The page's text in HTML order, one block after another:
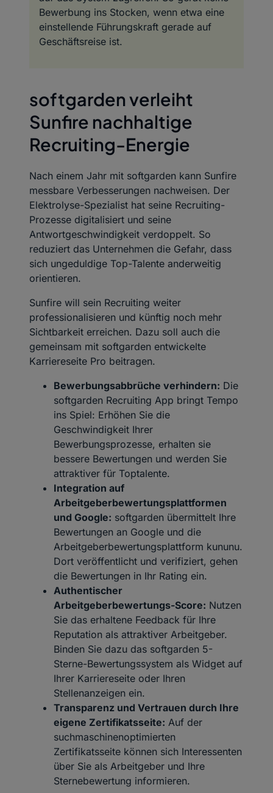
Bewerbung ins Stocken, wenn etwa eine
einstellende Führungskraft gerade auf
Geschäftsreise ist.
softgarden verleiht
Sunfire nachhaltige
Recruiting-Energie
Nach einem Jahr mit softgarden kann Sunfire
messbare Verbesserungen nachweisen. Der
Elektrolyse-Spezialist hat seine Recruiting-
Prozesse digitalisiert und seine
Antwortgeschwindigkeit verdoppelt. So
reduziert das Unternehmen die Gefahr, dass
sich ungeduldige Top-Talente anderweitig
orientieren.
Sunfire will sein Recruiting weiter
professionalisieren und künftig noch mehr
Sichtbarkeit erreichen. Dazu soll auch die
gemeinsam mit softgarden entwickelte
Karriereseite Pro beitragen.
Bewerbungsabbrüche verhindern: Die
softgarden Recruiting App bringt Tempo
ins Spiel: Erhöhen Sie die
Geschwindigkeit Ihrer
Bewerbungsprozesse, erhalten sie
bessere Bewertungen und werden Sie
attraktiver für Toptalente.
Integration auf
Arbeitgeberbewertungsplattformen
und Google: softgarden übermittelt Ihre
Bewertungen an Google und die
Arbeitgeberbewertungsplattform kununu.
Dort veröffentlicht und verifiziert, gehen
die Bewertungen in Ihr Rating ein.
Authentischer
Arbeitgeberbewertungs-Score: Nutzen
Sie das erhaltene Feedback für Ihre
Reputation als attraktiver Arbeitgeber.
Binden Sie dazu das softgarden 5-
Sterne-Bewertungssystem als Widget auf
Ihrer Karriereseite oder Ihren
Stellenanzeigen ein.
Transparenz und Vertrauen durch Ihre
eigene Zertifikatsseite: Auf der
suchmaschinenoptimierten
Zertifikatsseite können sich Interessenten
über Sie als Arbeitgeber und Ihre
Sternebewertung informieren.